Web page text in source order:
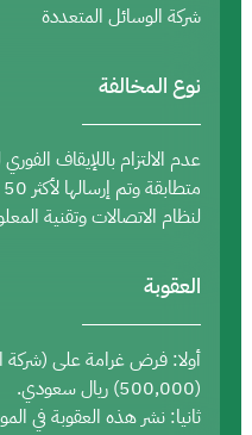
شركة الوسائل المتعددة
نوع المخالفة
عدم الالتزام باللإيقاف
لنظام الاتصالات وتقنية
العقوبة
أولا: فرض غرامة على (شركة
(500,000) ريال سعودي.
ثانيا: نشر هذه العقوبة في